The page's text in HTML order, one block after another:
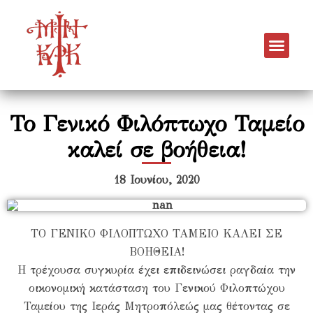
Το Γενικό Φιλόπτωχο Ταμείο
καλεί σε βοήθεια!
18 Ιουνίου, 2020
ΤΟ ΓΕΝΙΚΟ ΦΙΛΟΠΤΩΧΟ ΤΑΜΕΙΟ ΚΑΛΕΙ ΣΕ
ΒΟΗΘΕΙΑ!
Η τρέχουσα συγκυρία έχει επιδεινώσει ραγδαία την
οικονομική κατάσταση του Γενικού Φιλοπτώχου
Ταμείου της Ιεράς Μητροπόλεώς μας θέτοντας σε